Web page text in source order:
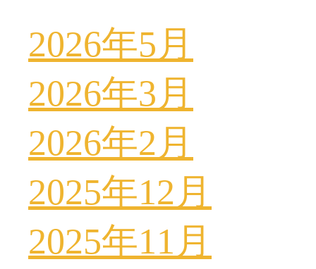
2026年5月
2026年3月
2026年2月
2025年12月
2025年11月